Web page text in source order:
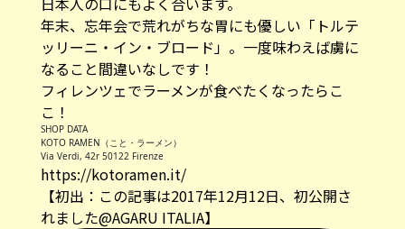
年末、忘年会で荒れがちな胃にも優しい「トルテ
ッリーニ・イン・ブロード」。一度味わえば虜に
なること間違いなしです！
フィレンツェでラーメンが食べたくなったらこ
こ！
SHOP DATA
KOTO RAMEN（こと・ラーメン）
Via Verdi, 42r 50122 Firenze
https://kotoramen.it/
【初出：この記事は2017年12月12日、初公開さ
れました@AGARU ITALIA】